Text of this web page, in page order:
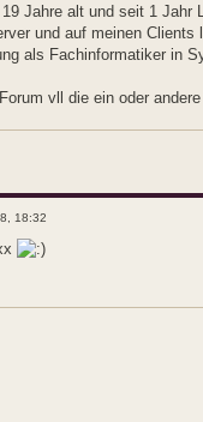
Jahre alt und seit 1 Jahr
und auf meinen Clients
als Fachinformatiker in
vll die ein oder
18:32